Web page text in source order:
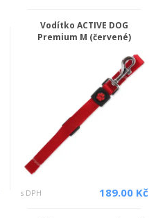
Vodítko ACTIVE DOG
Premium M (červené)
s DPH 189.00 Kč